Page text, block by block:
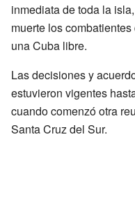
inmediata de toda la
muerte los
una Cuba libre.
Las decisiones y
estuvieron vigentes
cuando comenzó otra
Santa Cruz del Sur.